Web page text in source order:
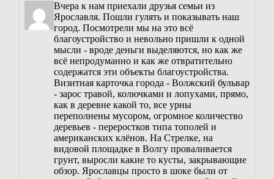
Вчера к нам приехали друзья семьи из
Ярославля. Пошли гулять и показывать наш
город. Посмотрели мы на это всё
благоустройство и невольно пришли к одной
мысли - вроде деньги выделяются, но как же
всё непродуманно и как же отвратительно
содержатся эти объекты благоустройства.
Визитная карточка города - Волжский бульвар
- зарос травой, колючками и лопухами, прямо,
как в деревне какой то, все урны
переполнены мусором, огромное количество
деревьев - переростков типа тополей и
американских клёнов. На Стрелке, на
видовой площадке в Волгу проваливается
грунт, выросли какие то кусты, закрывающие
обзор. Ярославцы просто в шоке были от